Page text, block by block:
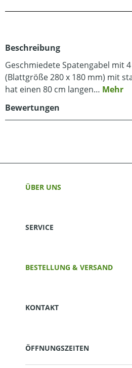
Beschreibung
Geschmiedete Spatengabel mit
(Blattgröße 280 x 180 mm) mit
hat einen 80 cm langen… Mehr
Bewertungen
ÜBER UNS
SERVICE
BESTELLUNG & VERSAND
KONTAKT
ÖFFNUNGSZEITEN